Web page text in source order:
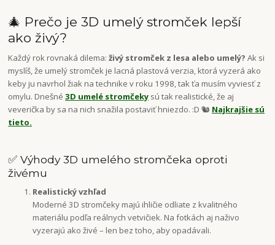
🎄 Prečo je 3D umelý stromček lepší
ako živý?
Každý rok rovnaká dilema:živý stromček z lesa alebo umelý? Ak si
myslíš, že umelý stromček je lacná plastová verzia, ktorá vyzerá ako
keby ju navrhol žiak na technike v roku 1998, tak ťa musím vyviesť z
omylu. Dnešné3D umelé stromčeky sú tak realistické, že aj
veverička by sa na nich snažila postaviť hniezdo. :D 🐿️ Najkrajšie sú
tieto.
✅ Výhody 3D umelého stromčeka oproti
živému
Realistický vzhľad
Moderné 3D stromčeky majú ihličie odliate z kvalitného
materiálu podľa reálnych vetvičiek. Na fotkách aj naživo
vyzerajú ako živé – len bez toho, aby opadávali.